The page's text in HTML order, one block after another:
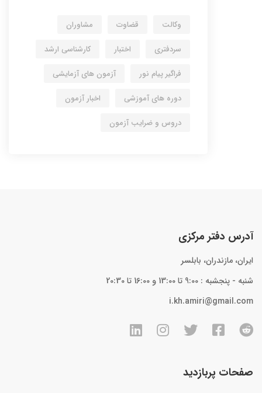
وکالت قضاوت
مشاوران
سردفتری
اختبار
کارشناسی ارشد
فراگیر پیام نور
آزمون های آزمایشی
دوره های آموزشی
اخبار آزمون
دروس و ضرایب آزمون
آدرس دفتر مرکزی
ایران، مازندران، بابلسر
شنبه - پنجشبه : 9:00 تا 13:00 و 16:00 تا 20:30
i.kh.amiri@gmail.com
صفحات پربازدید